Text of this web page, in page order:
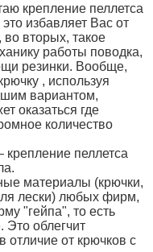
крепление пеллетса
избавляет Вас от
во вторых, такое
работы поводка,
резинки. Вообще,
, используя
вариантом,
оказаться где
количество
пеллетса
материалы (крючки,
лески) любых фирм,
"гейпа", то есть
Это облегчит
отличие от крючков с